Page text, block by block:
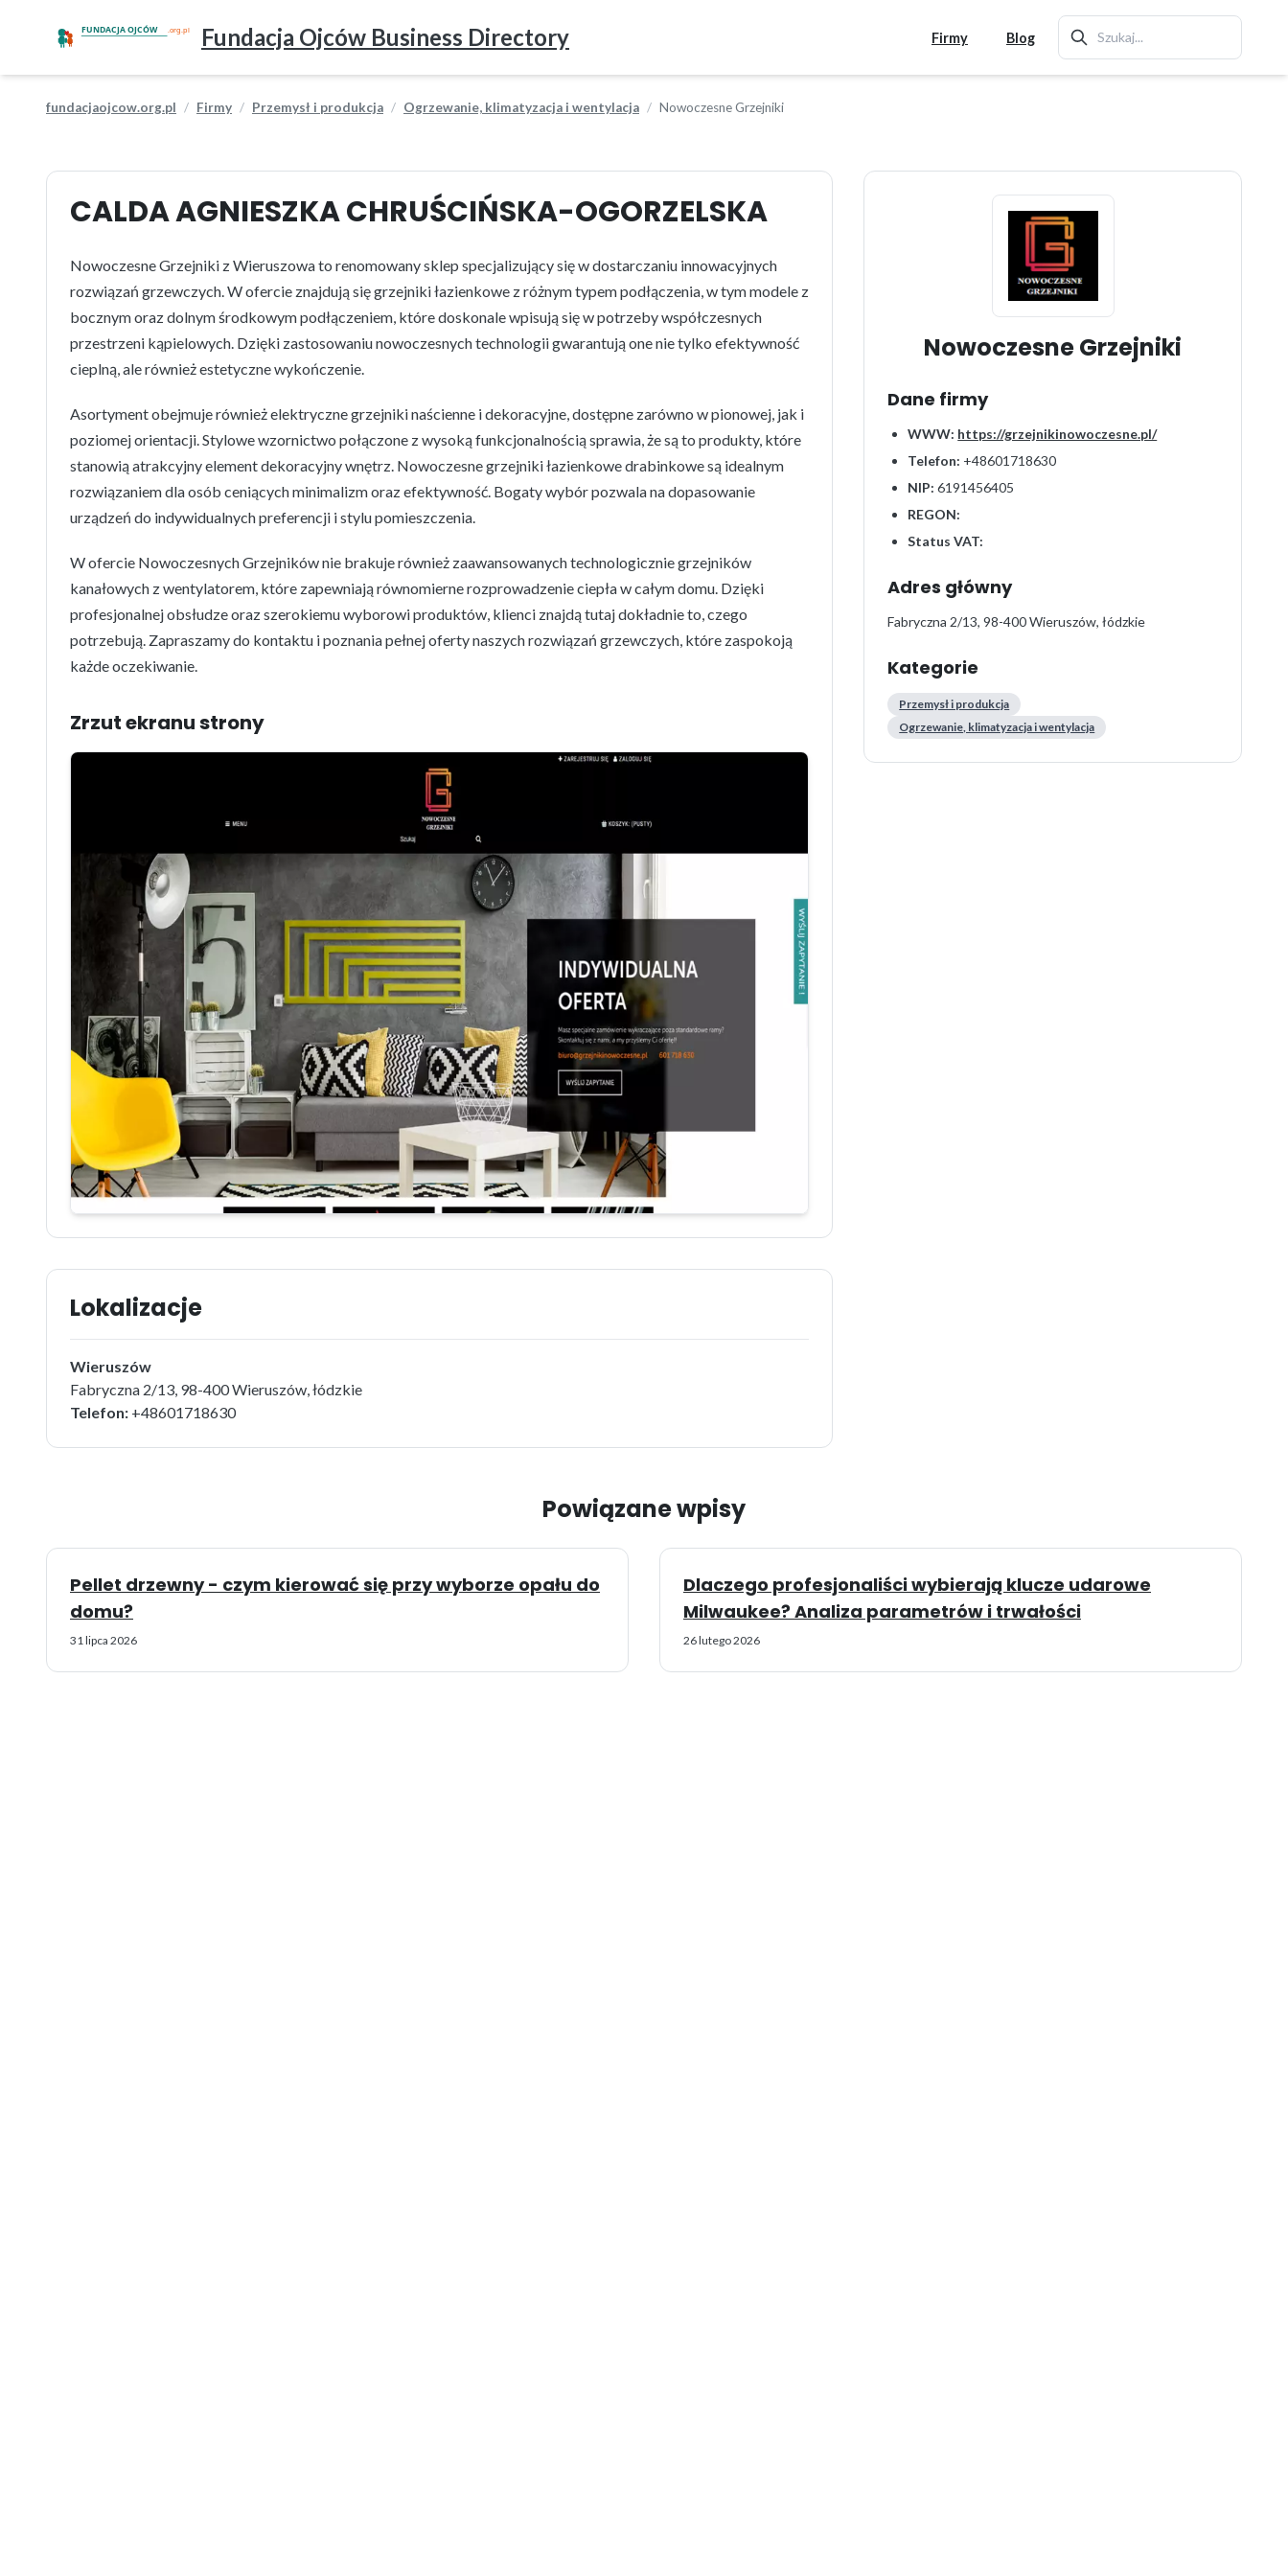
Fundacja Ojców Business Directory Firmy Blog
fundacjaojcow.org.pl Firmy Przemysł i produkcja Ogrzewanie, klimatyzacja i wentylacja Nowoczesne Grzejniki
CALDA AGNIESZKA CHRUŚCIŃSKA-OGORZELSKA
Nowoczesne Grzejniki z Wieruszowa to renomowany sklep specjalizujący się w dostarczaniu innowacyjnych
rozwiązań grzewczych. W ofercie znajdują się grzejniki łazienkowe z różnym typem podłączenia, w tym modele z
bocznym oraz dolnym środkowym podłączeniem, które doskonale wpisują się w potrzeby współczesnych
przestrzeni kąpielowych. Dzięki zastosowaniu nowoczesnych technologii gwarantują one nie tylko efektywność
cieplną, ale również estetyczne wykończenie.
Asortyment obejmuje również elektryczne grzejniki naścienne i dekoracyjne, dostępne zarówno w pionowej, jak i
poziomej orientacji. Stylowe wzornictwo połączone z wysoką funkcjonalnością sprawia, że są to produkty, które
stanowią atrakcyjny element dekoracyjny wnętrz. Nowoczesne grzejniki łazienkowe drabinkowe są idealnym
rozwiązaniem dla osób ceniących minimalizm oraz efektywność. Bogaty wybór pozwala na dopasowanie
urządzeń do indywidualnych preferencji i stylu pomieszczenia.
W ofercie Nowoczesnych Grzejników nie brakuje również zaawansowanych technologicznie grzejników
kanałowych z wentylatorem, które zapewniają równomierne rozprowadzenie ciepła w całym domu. Dzięki
profesjonalnej obsłudze oraz szerokiemu wyborowi produktów, klienci znajdą tutaj dokładnie to, czego
potrzebują. Zapraszamy do kontaktu i poznania pełnej oferty naszych rozwiązań grzewczych, które zaspokoją
każde oczekiwanie.
Zrzut ekranu strony
Lokalizacje
Wieruszów
Fabryczna 2/13, 98-400 Wieruszów, łódzkie
Telefon: +48601718630
Nowoczesne Grzejniki
Dane firmy
WWW: https://grzejnikinowoczesne.pl/
Telefon: +48601718630
NIP: 6191456405
REGON:
Status VAT:
Adres główny
Fabryczna 2/13, 98-400 Wieruszów, łódzkie
Kategorie
Przemysł i produkcja
Ogrzewanie, klimatyzacja i wentylacja
Powiązane wpisy
Pellet drzewny - czym kierować się przy wyborze opału do
domu?
31 lipca 2026
Dlaczego profesjonaliści wybierają klucze udarowe
Milwaukee? Analiza parametrów i trwałości
26 lutego 2026